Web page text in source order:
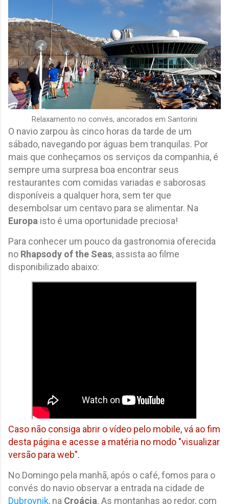
Relaxamento no convés, ancorados em Santorini
O navio zarpou às cinco horas da tarde de um
sábado, navegando por águas bem tranquilas. Por
mais que conheçamos os serviços da companhia, é
sempre uma surpresa boa encontrar seus
restaurantes com comidas variadas e saborosas
disponíveis a qualquer hora, sem ter que
desembolsar um centavo para se alimentar. Na
Europa isto é uma oportunidade preciosa!
Para conhecer um pouco da gastronomia oferecida
no Rhapsody of the Seas, assista ao filme
disponibilizado abaixo:
Caso não consiga abrir o vídeo pelo mobile, vá ao fim
desta página e acesse a matéria no modo "visualizar
versão para web".
No Domingo pela manhã, após o café, fomos para o
convés do navio observar a entrada na cidade de
Dubrovnik, na Croácia. As montanhas ao redor, com